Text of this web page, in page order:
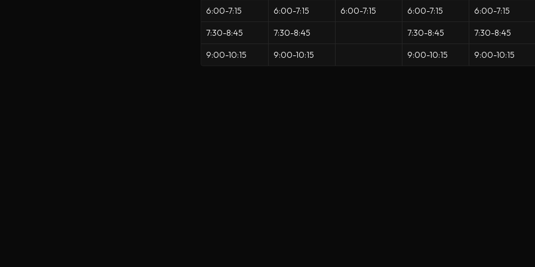
6:00-7:15 6:00-7:15 6:00-7:15 6:00-7:15 6:00-7:15
7:30-8:45 7:30-8:45 7:30-8:45 7:30-8:45
9:00-10:15 9:00-10:15 9:00-10:15 9:00-10:15